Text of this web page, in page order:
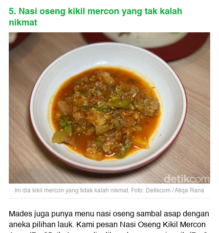
5. Nasi oseng kikil mercon yang tak kalah
nikmat
Ini dia kikil mercon yang tidak kalah nikmat. Foto: Detikcom / Atiqa Rana
Mades juga punya menu nasi oseng sambal asap dengan
aneka pilihan lauk. Kami pesan Nasi Oseng Kikil Mercon